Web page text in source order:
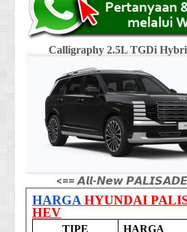
Calligraphy 2.5L TGDi
<== 𝘼𝙡𝙡-𝙉𝙚𝙬 𝙋𝘼𝙇𝙄𝙎𝘼𝘿𝙀